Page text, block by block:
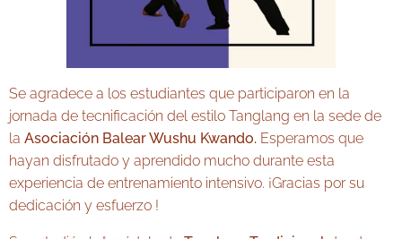
Se agradece a los estudiantes que participaron en la
jornada de tecnificación del estilo Tanglang en la sede de
la Asociación Balear Wushu Kwando. Esperamos que
hayan disfrutado y aprendido mucho durante esta
experiencia de entrenamiento intensivo. ¡Gracias por su
dedicación y esfuerzo !